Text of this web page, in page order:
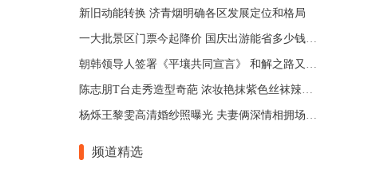
新旧动能转换 济青烟明确各区发展定位和格局
一大批景区门票今起降价 国庆出游能省多少钱(图)
朝韩领导人签署《平壤共同宣言》 和解之路又迈出一步
陈志朋T台走秀造型奇葩 浓妆艳抹紫色丝袜辣眼睛
杨烁王黎雯高清婚纱照曝光 夫妻俩深情相拥场景梦幻
频道精选